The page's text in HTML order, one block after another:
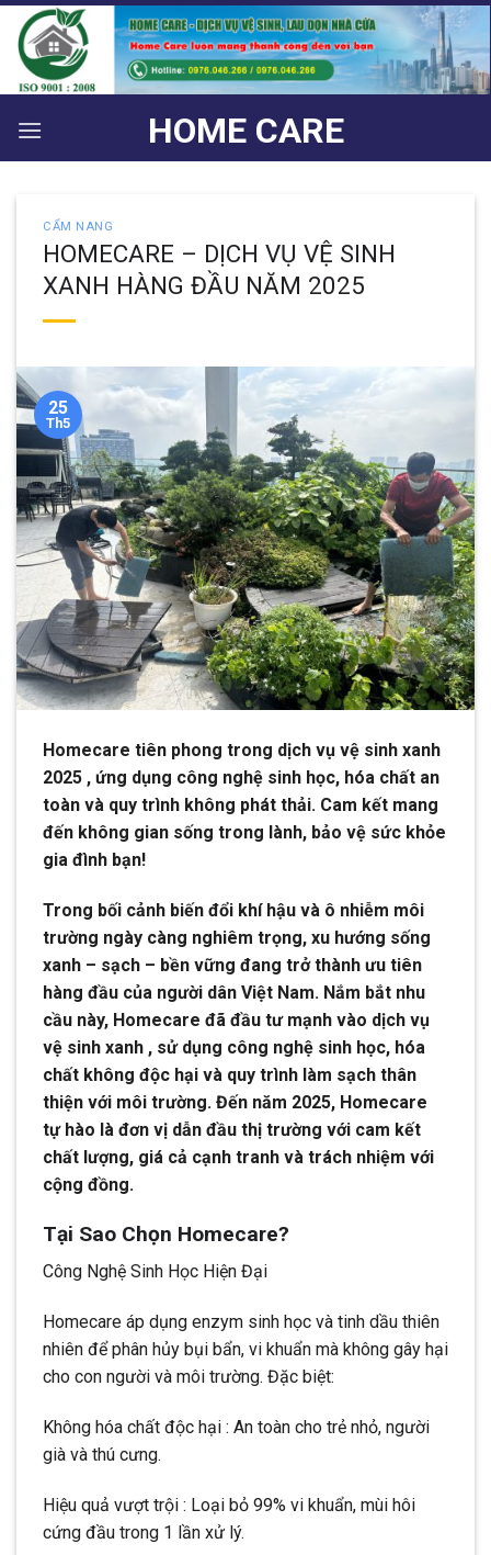
Bỏ
qua
nội
dung
HOME CARE
CẨM NANG
HOMECARE – DỊCH VỤ VỆ SINH
XANH HÀNG ĐẦU NĂM 2025
25
Th5
Homecare tiên phong trong dịch vụ vệ sinh xanh
2025 , ứng dụng công nghệ sinh học, hóa chất an
toàn và quy trình không phát thải. Cam kết mang
đến không gian sống trong lành, bảo vệ sức khỏe
gia đình bạn!
Trong bối cảnh biến đổi khí hậu và ô nhiễm môi
trường ngày càng nghiêm trọng, xu hướng sống
xanh – sạch – bền vững đang trở thành ưu tiên
hàng đầu của người dân Việt Nam. Nắm bắt nhu
cầu này, Homecare đã đầu tư mạnh vào dịch vụ
vệ sinh xanh , sử dụng công nghệ sinh học, hóa
chất không độc hại và quy trình làm sạch thân
thiện với môi trường. Đến năm 2025, Homecare
tự hào là đơn vị dẫn đầu thị trường với cam kết
chất lượng, giá cả cạnh tranh và trách nhiệm với
cộng đồng.
Tại Sao Chọn Homecare?
Công Nghệ Sinh Học Hiện Đại
Homecare áp dụng enzym sinh học và tinh dầu thiên
nhiên để phân hủy bụi bẩn, vi khuẩn mà không gây hại
cho con người và môi trường. Đặc biệt:
Không hóa chất độc hại : An toàn cho trẻ nhỏ, người
già và thú cưng.
Hiệu quả vượt trội : Loại bỏ 99% vi khuẩn, mùi hôi
cứng đầu trong 1 lần xử lý.